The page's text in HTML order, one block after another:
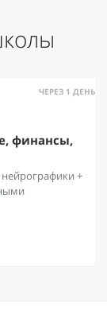
ЧЕРЕЗ 1 ДЕНЬ
финансы,
+